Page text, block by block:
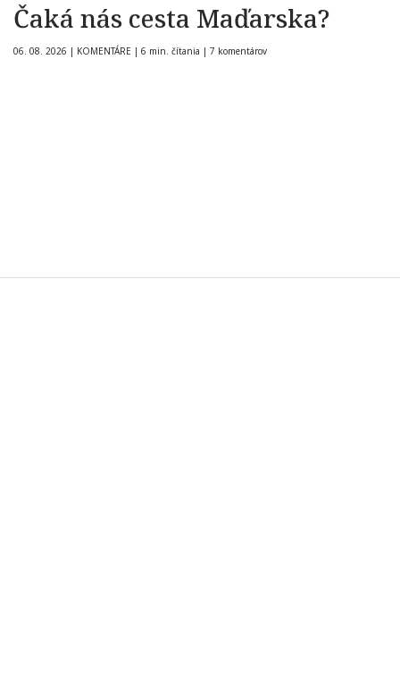
Čaká nás cesta Maďarska?
06. 08. 2026 | KOMENTÁRE | 6 min. čítania | 7 komentárov